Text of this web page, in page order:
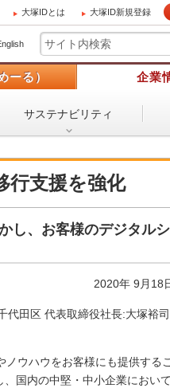
大塚IDとは 大塚ID新規登録
ーる） 企業
サステナビリティ
行支援を強化
し、お客様のデジタル
2020年 9月
代田区 代表取締役社長:大塚裕
ウハウをお客様にも提供する
国内の中堅・中小企業におい